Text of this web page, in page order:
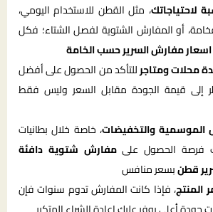
لاحتياجاتك، مثل القطن للاستخدام اليومي،
أو المفارش الشتوية لفصل الشتاء؛ فكل
اسعار مفارش السرير حسب الخامة
محلات ومتاجرللتأكد من الحصول على أفضل
إلى قيمة الجودة مقابل السعر وليس فقط
والتخفيضات، خاصة خلال بطانيات
فرصة الحصول علىمفارش شتوية دافئة
قطنبسعر منافس
المنتج، فإذا كانت المفارش تدوم سنوات فإن